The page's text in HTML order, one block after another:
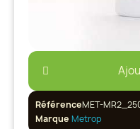
RéférenceMET-
Marque Metrop